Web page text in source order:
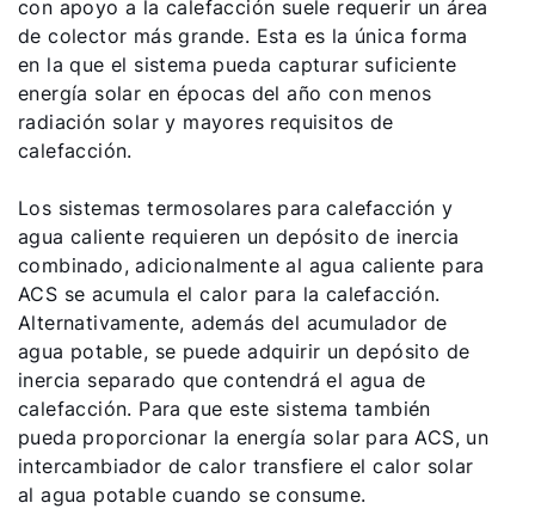
con apoyo a la calefacción suele requerir un área
de colector más grande. Esta es la única forma
en la que el sistema pueda capturar suficiente
energía solar en épocas del año con menos
radiación solar y mayores requisitos de
calefacción.
Los sistemas termosolares para calefacción y
agua caliente requieren un depósito de inercia
combinado, adicionalmente al agua caliente para
ACS se acumula el calor para la calefacción.
Alternativamente, además del acumulador de
agua potable, se puede adquirir un depósito de
inercia separado que contendrá el agua de
calefacción. Para que este sistema también
pueda proporcionar la energía solar para ACS, un
intercambiador de calor transfiere el calor solar
al agua potable cuando se consume.